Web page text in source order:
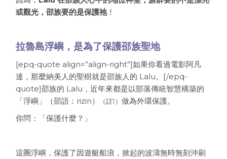
或觀光，邵族要的是保護祂！
拉魯島浮嶼，是為了保護邵族聖地
[epq-quote align=”align-right”]如果你看過電影阿凡
達，那麼納美人的聖樹就是邵族人的 Lalu。[/epq-
quote]邵族的 Lalu，近年來都是以部落傳統智慧構築的
「浮嶼」（邵語：rizin）
（註1）做為外環保護。
你問：「保護什麼？」
這圈浮嶼，保護了因遊艇船浪，掀起的波濤無時無刻沖刷